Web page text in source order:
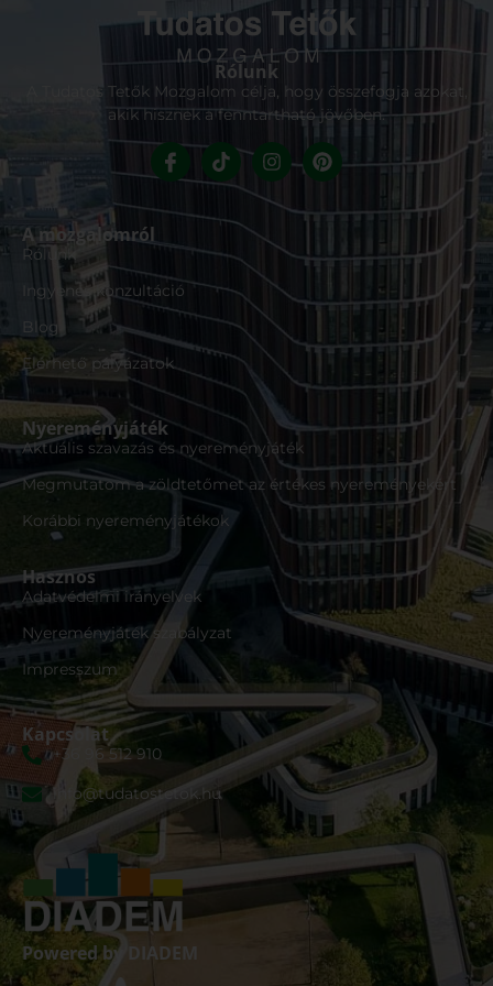
Rólunk
A Tudatos Tetők Mozgalom célja, hogy összefogja azokat,
akik hisznek a fenntartható jövőben.
A mozgalomról
Rólunk
Ingyenes konzultáció
Blog
Elérhető pályázatok
Nyereményjáték
Aktuális szavazás és nyereményjáték
Megmutatom a zöldtetőmet az értékes nyereményekért
Korábbi nyereményjátékok
Hasznos
Adatvédelmi irányelvek
Nyereményjáték szabályzat
Impresszum
Kapcsolat
+36 96 512 910
info@tudatostetok.hu
Powered by DIADEM